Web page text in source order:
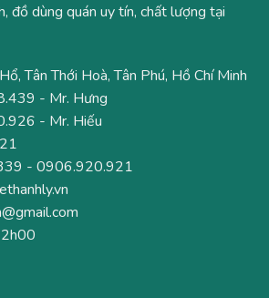
đồ dùng quán uy tín, chất lượng tại
Tân Thới Hoà, Tân Phú, Hồ Chí Minh
- Mr. Hưng
- Mr. Hiếu
- 0906.920.921